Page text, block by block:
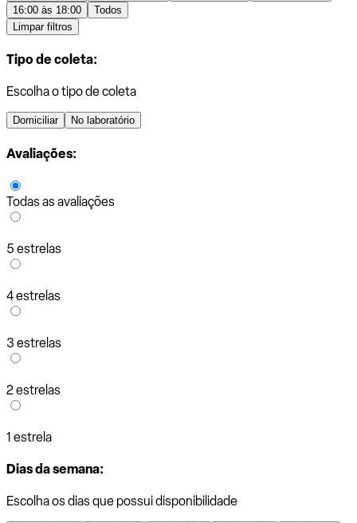
16:00 às 18:00
Todos
Limpar filtros
Tipo de coleta:
Escolha o tipo de coleta
Domiciliar No laboratório
Avaliações:
Todas as avaliações
5 estrelas
4 estrelas
3 estrelas
2 estrelas
1 estrela
Dias da semana:
Escolha os dias que possui disponibilidade